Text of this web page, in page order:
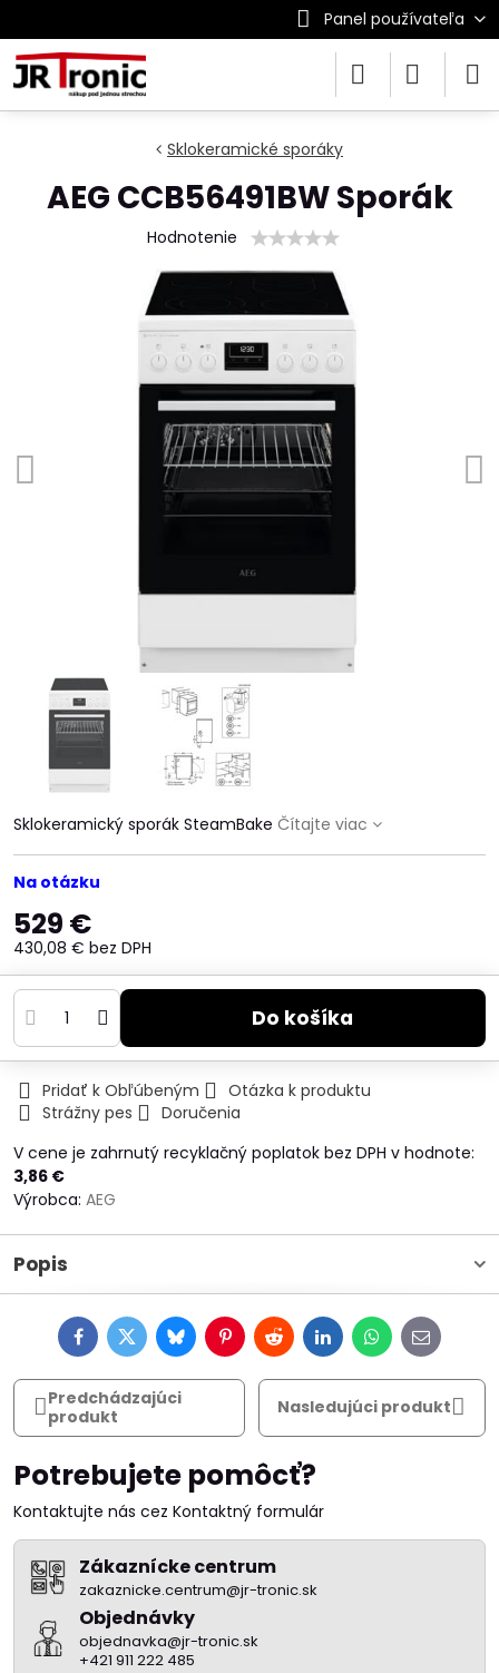
Panel používateľa
Sklokeramické sporáky
AEG CCB56491BW Sporák
Hodnotenie
Sklokeramický sporák SteamBake Čítajte viac
Na otázku
529 €
430,08 € bez DPH
Do košíka
Pridať k Obľúbeným
Otázka k produktu
Strážny pes
Doručenia
V cene je zahrnutý recyklačný poplatok bez DPH v hodnote:
3,86 €
Výrobca: AEG
Popis
FacebookTwitterBlueskyPinterestRedditLinkedInWhatsApp
E-
mail
Predchádzajúci
produkt
Nasledujúci produkt
Potrebujete pomôcť?
Kontaktujte nás cez Kontaktný formulár
Zákaznícke centrum
zakaznicke.centrum@jr-tronic.sk
Objednávky
objednavka@jr-tronic.sk
+421 911 222 485